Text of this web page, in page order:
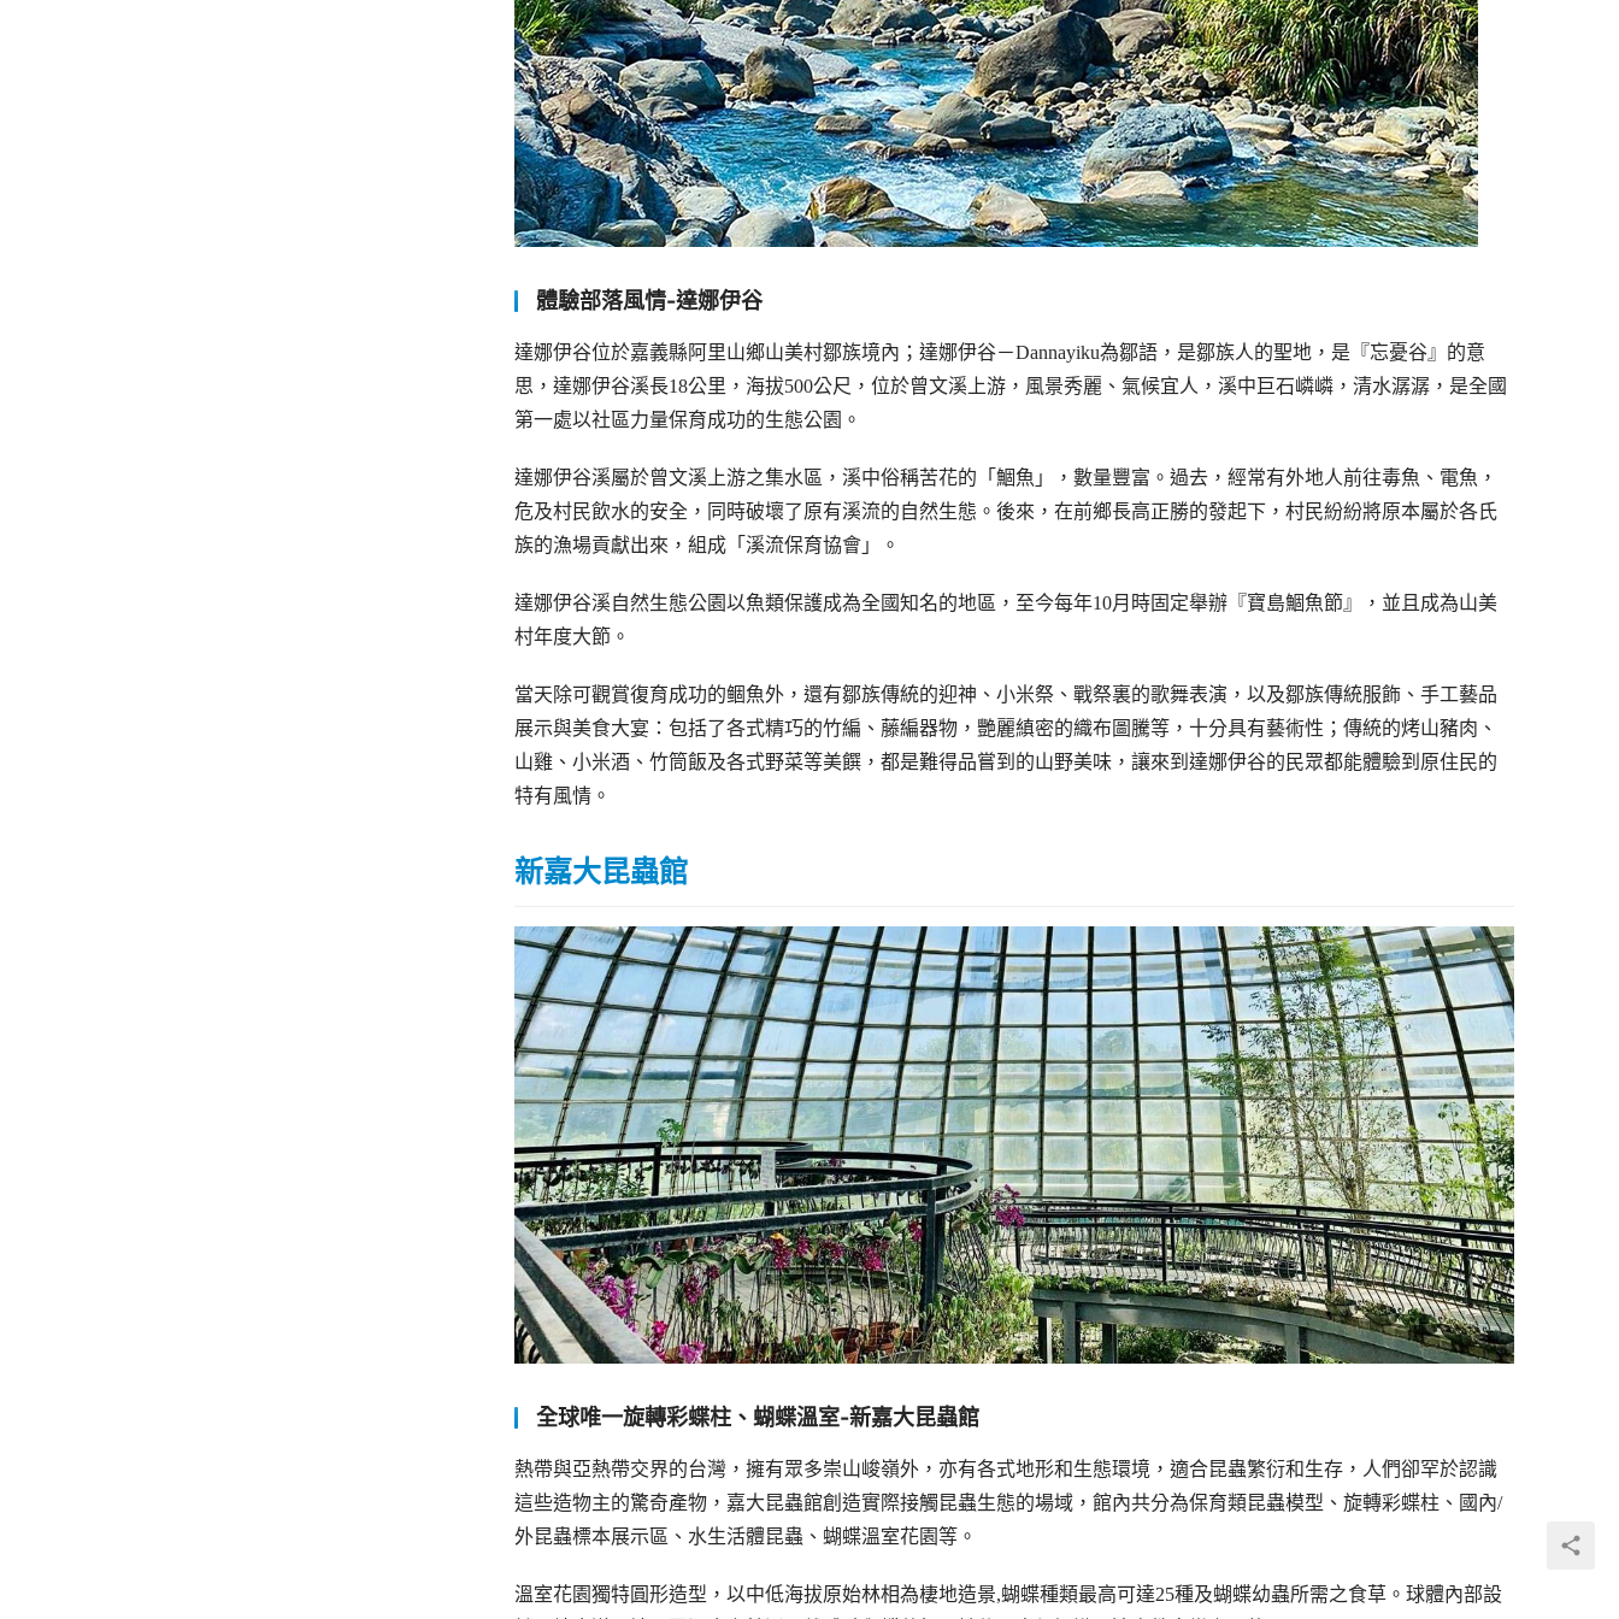
體驗部落風情-達娜伊谷
達娜伊谷位於嘉義縣阿里山鄉山美村鄒族境內；達娜伊谷－Dannayiku為鄒語，是鄒族人的聖地，是『忘憂谷』的意
思，達娜伊谷溪長18公里，海拔500公尺，位於曾文溪上游，風景秀麗、氣候宜人，溪中巨石嶙嶙，清水潺潺，是全國
第一處以社區力量保育成功的生態公園。
達娜伊谷溪屬於曾文溪上游之集水區，溪中俗稱苦花的「鯝魚」，數量豐富。過去，經常有外地人前往毒魚、電魚，
危及村民飲水的安全，同時破壞了原有溪流的自然生態。後來，在前鄉長高正勝的發起下，村民紛紛將原本屬於各氏
族的漁場貢獻出來，組成「溪流保育協會」。
達娜伊谷溪自然生態公園以魚類保護成為全國知名的地區，至今每年10月時固定舉辦『寶島鯝魚節』，並且成為山美
村年度大節。
當天除可觀賞復育成功的鲴魚外，還有鄒族傳統的迎神、小米祭、戰祭裏的歌舞表演，以及鄒族傳統服飾、手工藝品
展示與美食大宴：包括了各式精巧的竹編、藤編器物，艷麗縝密的織布圖騰等，十分具有藝術性；傳統的烤山豬肉、
山雞、小米酒、竹筒飯及各式野菜等美饌，都是難得品嘗到的山野美味，讓來到達娜伊谷的民眾都能體驗到原住民的
特有風情。
新嘉大昆蟲館
全球唯一旋轉彩蝶柱、蝴蝶溫室-新嘉大昆蟲館
熱帶與亞熱帶交界的台灣，擁有眾多崇山峻嶺外，亦有各式地形和生態環境，適合昆蟲繁衍和生存，人們卻罕於認識
這些造物主的驚奇產物，嘉大昆蟲館創造實際接觸昆蟲生態的場域，館內共分為保育類昆蟲模型、旋轉彩蝶柱、國內/
外昆蟲標本展示區、水生活體昆蟲、蝴蝶溫室花園等。
溫室花園獨特圓形造型，以中低海拔原始林相為棲地造景,蝴蝶種類最高可達25種及蝴蝶幼蟲所需之食草。球體內部設